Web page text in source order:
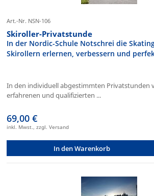
Art.-Nr. NSN-106
Skiroller-Privatstunde
In der Nordic-Schule Notschrei die
Skirollern erlernen, verbessern und
In den individuell abgestimmten Privatstunden
erfahrenen und qualifizierten ...
69,00 €
inkl. Mwst., zzgl. Versand
In den Warenkorb